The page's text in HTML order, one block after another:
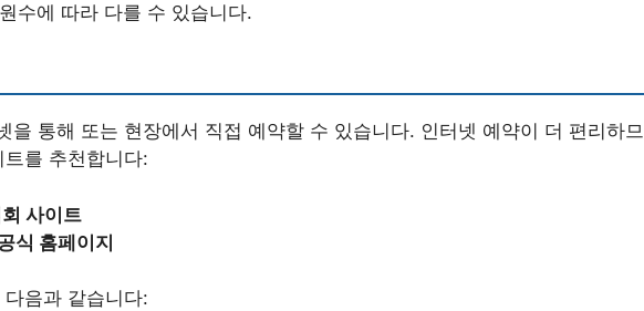
수에 따라 다를 수 있습니다.
을 통해 또는 현장에서 직접 예약할 수 있습니다. 인터넷 예약이 더 편리하므
를 추천합니다:
사이트
식 홈페이지
음과 같습니다: